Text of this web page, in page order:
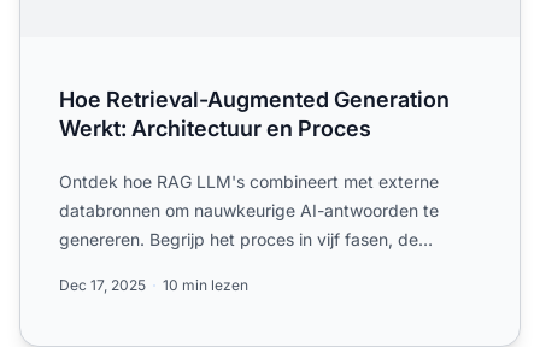
Hoe Retrieval-Augmented Generation
Werkt: Architectuur en Proces
Ontdek hoe RAG LLM's combineert met externe
databronnen om nauwkeurige AI-antwoorden te
genereren. Begrijp het proces in vijf fasen, de
Dec 17, 2025 10 min lezen